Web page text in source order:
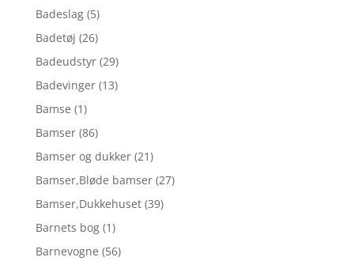
Badeslag (5)
Badetøj (26)
Badeudstyr (29)
Badevinger (13)
Bamse (1)
Bamser (86)
Bamser og dukker (21)
Bamser,Bløde bamser (27)
Bamser,Dukkehuset (39)
Barnets bog (1)
Barnevogne (56)